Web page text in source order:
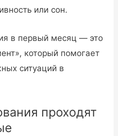
или сон.
в первый месяц — это
который помогает
ситуаций в
проходят